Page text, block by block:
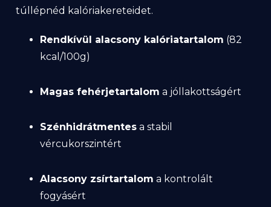
túllépnéd kalóriakereteidet.
Rendkívül alacsony kalóriatartalom (82
kcal/100g)
Magas fehérjetartalom a jóllakottságért
Szénhidrátmentes a stabil
vércukorszintért
Alacsony zsírtartalom a kontrolált
fogyásért